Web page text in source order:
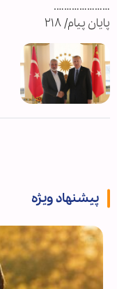
………………….
پایان پیام/ ۲۱۸
پیشنهاد ویژه